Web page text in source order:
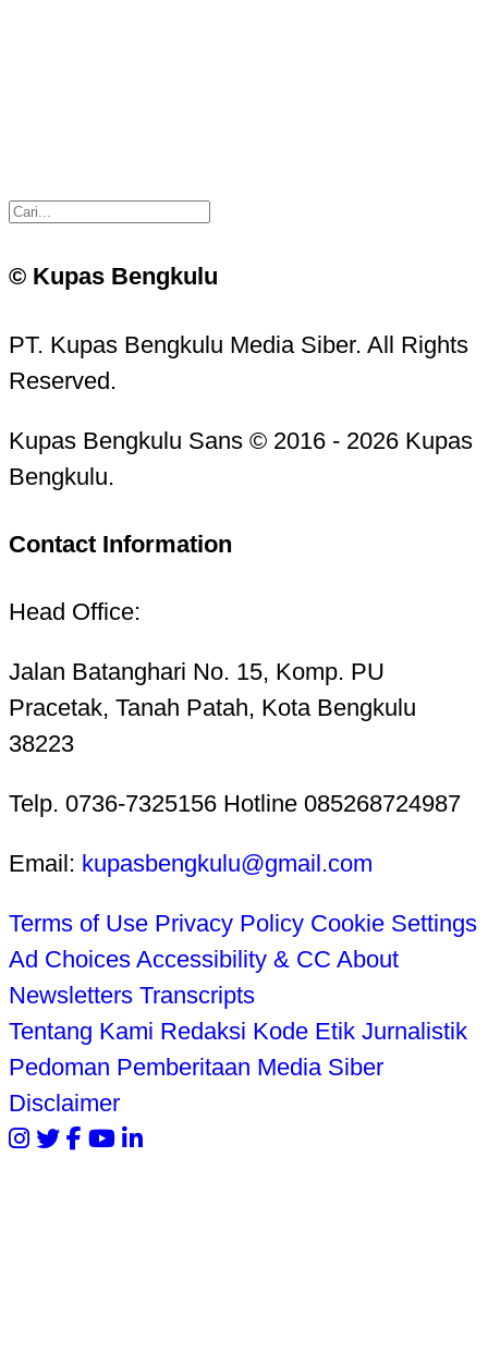
© Kupas Bengkulu
PT. Kupas Bengkulu Media Siber. All Rights
Reserved.
Kupas Bengkulu Sans © 2016 - 2026 Kupas
Bengkulu.
Contact Information
Head Office:
Jalan Batanghari No. 15, Komp. PU
Pracetak, Tanah Patah, Kota Bengkulu
38223
Telp. 0736-7325156 Hotline 085268724987
Email: kupasbengkulu@gmail.com
Terms of Use Privacy Policy Cookie Settings
Ad Choices Accessibility & CC About
Newsletters Transcripts
Tentang Kami Redaksi Kode Etik Jurnalistik
Pedoman Pemberitaan Media Siber
Disclaimer